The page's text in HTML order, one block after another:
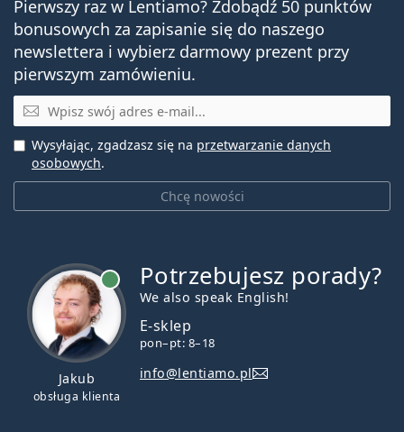
Pierwszy raz w Lentiamo? Zdobądź 50 punktów
bonusowych za zapisanie się do naszego
newslettera i wybierz darmowy prezent przy
pierwszym zamówieniu.
E-mail
Chcę nowości
Wysyłając, zgadzasz się na przetwarzanie danych
osobowych.
Jakub
obsługa klienta
Potrzebujesz porady?
We also speak English!
E-sklep
pon–pt: 8–18
info@lentiamo.pl